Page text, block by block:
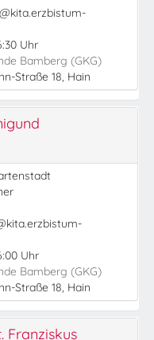
Uhr
Bamberg (GKG)
Straße 18, Hain
Uhr
Bamberg (GKG)
Straße 18, Hain
Franziskus